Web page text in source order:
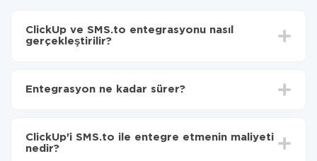
ClickUp ve SMS.to entegrasyonu nasıl
gerçekleştirilir?
seçin
aktarılacaktır.
Entegrasyon ne kadar sürer?
olarak, 10-15 dakika sürer.
ClickUp'i SMS.to ile entegre etmenin maliyeti
nedir?